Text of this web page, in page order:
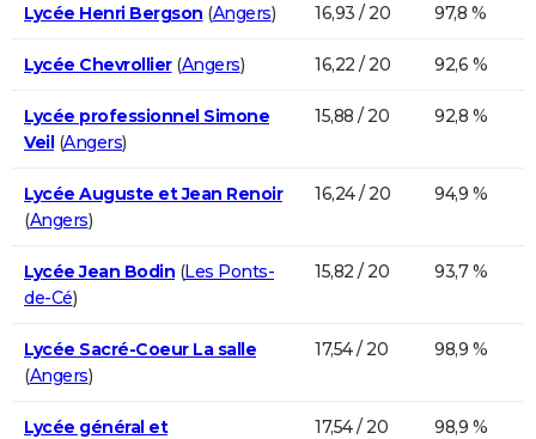
Lycée Henri Bergson (Angers) 16,93 / 20 97,8 %
Lycée Chevrollier(Angers) 16,22 / 20 92,6 %
Lycée professionnel Simone
Veil(Angers)
15,88 / 20 92,8 %
Lycée Auguste et Jean Renoir
(Angers)
16,24 / 20 94,9 %
Lycée Jean Bodin (Les Ponts-
de-Cé)
15,82 / 20 93,7 %
Lycée Sacré-Coeur La salle
(Angers)
17,54 / 20 98,9 %
Lycée général et
17,54 / 20 98,9 %